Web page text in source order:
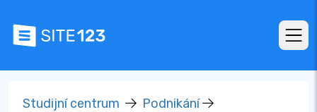
Studijní centrum Podnikání